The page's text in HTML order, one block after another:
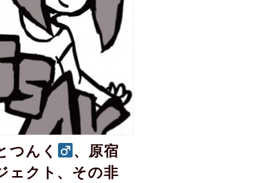
つんく
、原宿
ェクト、その非